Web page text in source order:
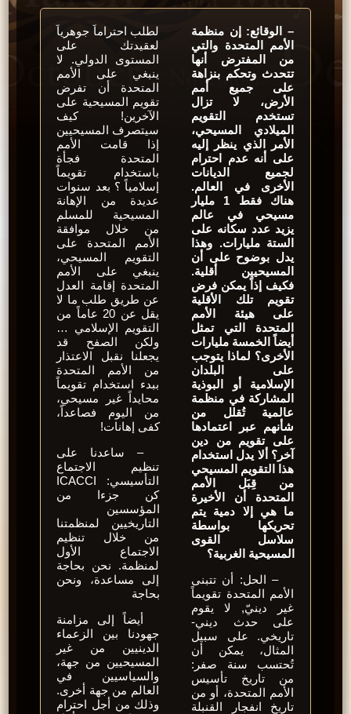
– الوقائع: إن منظمة
الأمم المتحدة والتي
من المفترض أنها
تتحدث وتحكم بنزاهة
على جميع أمم
الأرض، لا تزال
تستخدم التقويم
الميلادي المسيحي،
الأمر الذي ينظر إليه
على أنه عدم احترام
لجميع الديانات
الأخرى في العالم.
هناك فقط 1 مليار
مسيحي في عالم
يزيد عدد سكانه على
الستة مليارات. وهذا
يدل بوضوح على أن
المسيحيين أقلية.
فكيف إذاً يمكن فرض
تقويم تلك الأقلية
على هيئة الأمم
المتحدة التي تمثل
أيضاً الخمسة مليارات
الأخرى؟ لماذا يتوجب
على البلدان
الإسلامية أو البوذية
المشاركة في منظمة
عالمية تُقلل من
شأنهم عبر اعتمادها
على تقويم من دين
آخر؟ ألا يدل استخدام
هذا التقويم المسيحي
من قِبَل الأمم
المتحدة أن الأخيرة
ما هي إلا دمية يتم
تحريكها بواسطة
سلاسل القوى
المسيحية الغربية؟
– الحل: أن تتبنى
الأمم المتحدة تقويماً
غير دينيّ, لا يقوم
على حدث ديني-
تاريخي. على سبيل
المثال، يمكن أن
تُحتسب سنة صفر:
من تاريخ تأسيس
الأمم المتحدة، أو من
تاريخ انفجار القنبلة
لطلب احتراماً جوهرياً
لعقيدتك على
المستوى الدولي. لا
ينبغي على الأمم
المتحدة أن تفرض
تقويم المسيحية على
الآخرين! كيف
سيتصرف المسيحيين
إذا قامت الأمم
المتحدة فجأة
باستخدام تقويماً
إسلامياً ؟ بعد سنوات
عديدة من الإهانة
المسيحية للمسلم
من خلال موافقة
الأمم المتحدة على
التقويم المسيحي،
ينبغي على الأمم
المتحدة إقامة العدل
عن طريق طلب ما لا
يقل عن 20 عاماً من
التقويم الإسلامي …
ولكن الصفح قد
يجعلنا نقبل الاعتذار
من الأمم المتحدة
ببدء استخدام تقويماً
محايداً غير مسيحي،
من اليوم فصاعداً،
كفى إهانات!
– ساعدنا على
تنظيم الاجتماع
التأسيسي: ICACCI
كن جزءا من
المؤسسين
التاريخيين لمنظمتنا
من خلال تنظيم
الاجتماع الأول
لمنظمة. نحن بحاجة
إلى مساعدة، ونحن
أيضاً إلى مزامنة
جهودنا بين الزعماء
الدينيين من غير
المسيحيين من جهة،
والسياسيين في
العالم من جهة أخرى.
وذلك من أجل احترام